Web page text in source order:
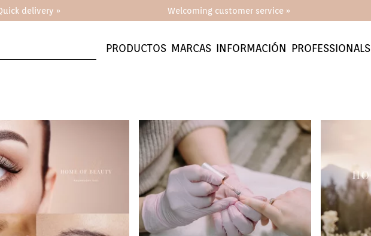
delivery » Welcoming customer service »
PRODUCTOS MARCAS INFORMACIÓN PROFESSIONALS